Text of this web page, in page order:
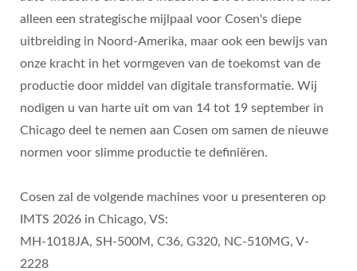
alleen een strategische mijlpaal voor Cosen's diepe
uitbreiding in Noord-Amerika, maar ook een bewijs van
onze kracht in het vormgeven van de toekomst van de
productie door middel van digitale transformatie. Wij
nodigen u van harte uit om van 14 tot 19 september in
Chicago deel te nemen aan Cosen om samen de nieuwe
normen voor slimme productie te definiëren.
Cosen zal de volgende machines voor u presenteren op
IMTS 2026 in Chicago, VS:
MH-1018JA, SH-500M, C36, G320, NC-510MG, V-
2228